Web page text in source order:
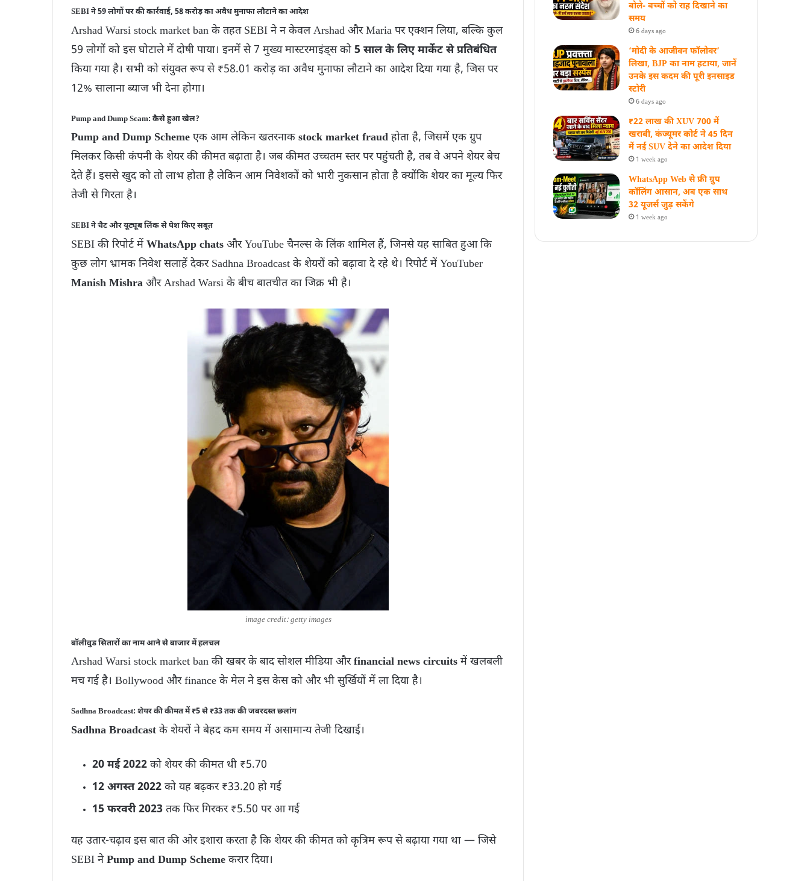
SEBI ने 59 लोगों पर की कार्रवाई, 58 करोड़ का अवैध मुनाफा लौटाने का आदेश
Arshad Warsi stock market ban के तहत SEBI ने न केवल Arshad और Maria पर एक्शन लिया, बल्कि कुल
59 लोगों को इस घोटाले में दोषी पाया। इनमें से 7 मुख्य मास्टरमाइंड्स को 5 साल के लिए मार्केट से प्रतिबंधित
किया गया है। सभी को संयुक्त रूप से ₹58.01 करोड़ का अवैध मुनाफा लौटाने का आदेश दिया गया है, जिस पर
12% सालाना ब्याज भी देना होगा।
Pump and Dump Scam: कैसे हुआ खेल?
Pump and Dump Scheme एक आम लेकिन खतरनाक stock market fraud होता है, जिसमें एक ग्रुप
मिलकर किसी कंपनी के शेयर की कीमत बढ़ाता है। जब कीमत उच्चतम स्तर पर पहुंचती है, तब वे अपने शेयर बेच
देते हैं। इससे खुद को तो लाभ होता है लेकिन आम निवेशकों को भारी नुकसान होता है क्योंकि शेयर का मूल्य फिर
तेजी से गिरता है।
SEBI ने चैट और यूट्यूब लिंक से पेश किए सबूत
SEBI की रिपोर्ट में WhatsApp chats और YouTube चैनल्स के लिंक शामिल हैं, जिनसे यह साबित हुआ कि
कुछ लोग भ्रामक निवेश सलाहें देकर Sadhna Broadcast के शेयरों को बढ़ावा दे रहे थे। रिपोर्ट में YouTuber
Manish Mishra और Arshad Warsi के बीच बातचीत का जिक्र भी है।
image credit: getty images
बॉलीवुड सितारों का नाम आने से बाजार में हलचल
Arshad Warsi stock market ban की खबर के बाद सोशल मीडिया औरfinancial news circuits में खलबली
मच गई है। Bollywood और finance के मेल ने इस केस को और भी सुर्खियों में ला दिया है।
Sadhna Broadcast: शेयर की कीमत में ₹5 से ₹33 तक की जबरदस्त छलांग
Sadhna Broadcast के शेयरों ने बेहद कम समय में असामान्य तेजी दिखाई।
20 मई 2022 को शेयर की कीमत थी ₹5.70
12 अगस्त 2022 को यह बढ़कर ₹33.20 हो गई
15 फरवरी 2023 तक फिर गिरकर ₹5.50 पर आ गई
यह उतार-चढ़ाव इस बात की ओर इशारा करता है कि शेयर की कीमत को कृत्रिम रूप से बढ़ाया गया था — जिसे
SEBI नेPump and Dump Scheme करार दिया।
बोले- बच्चों को राह दिखाने का
समय
6 days ago
‘मोदी के आजीवन फॉलोवर’
लिखा, BJP का नाम हटाया, जानें
उनके इस कदम की पूरी इनसाइड
स्‍टोरी
6 days ago
₹22 लाख की XUV 700 में
खराबी, कंज्यूमर कोर्ट ने 45 दिन
में नई SUV देने का आदेश दिया
1 week ago
WhatsApp Web से फ्री ग्रुप
कॉलिंग आसान, अब एक साथ
32 यूजर्स जुड़ सकेंगे
1 week ago